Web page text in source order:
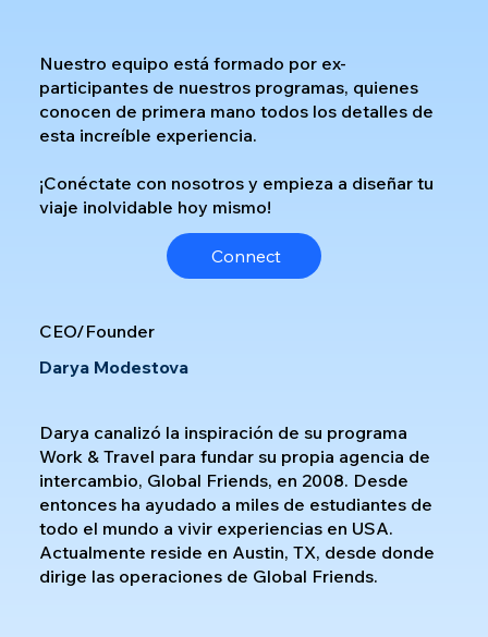
Connect
Nuestro equipo está formado por ex-
participantes de nuestros programas, quienes
conocen de primera mano todos los detalles de
esta increíble experiencia.
¡Conéctate con nosotros y empieza a diseñar tu
viaje inolvidable hoy mismo!
Darya canalizó la inspiración de su programa
Work & Travel para fundar su propia agencia de
intercambio, Global Friends, en 2008. Desde
entonces ha ayudado a miles de estudiantes de
todo el mundo a vivir experiencias en USA.
Actualmente reside en Austin, TX, desde donde
dirige las operaciones de Global Friends.
Darya Modestova
CEO/Founder